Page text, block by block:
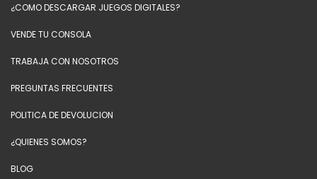
¿COMO DESCARGAR JUEGOS DIGITALES?
VENDE TU CONSOLA
TRABAJA CON NOSOTROS
PREGUNTAS FRECUENTES
POLITICA DE DEVOLUCION
¿QUIENES SOMOS?
BLOG